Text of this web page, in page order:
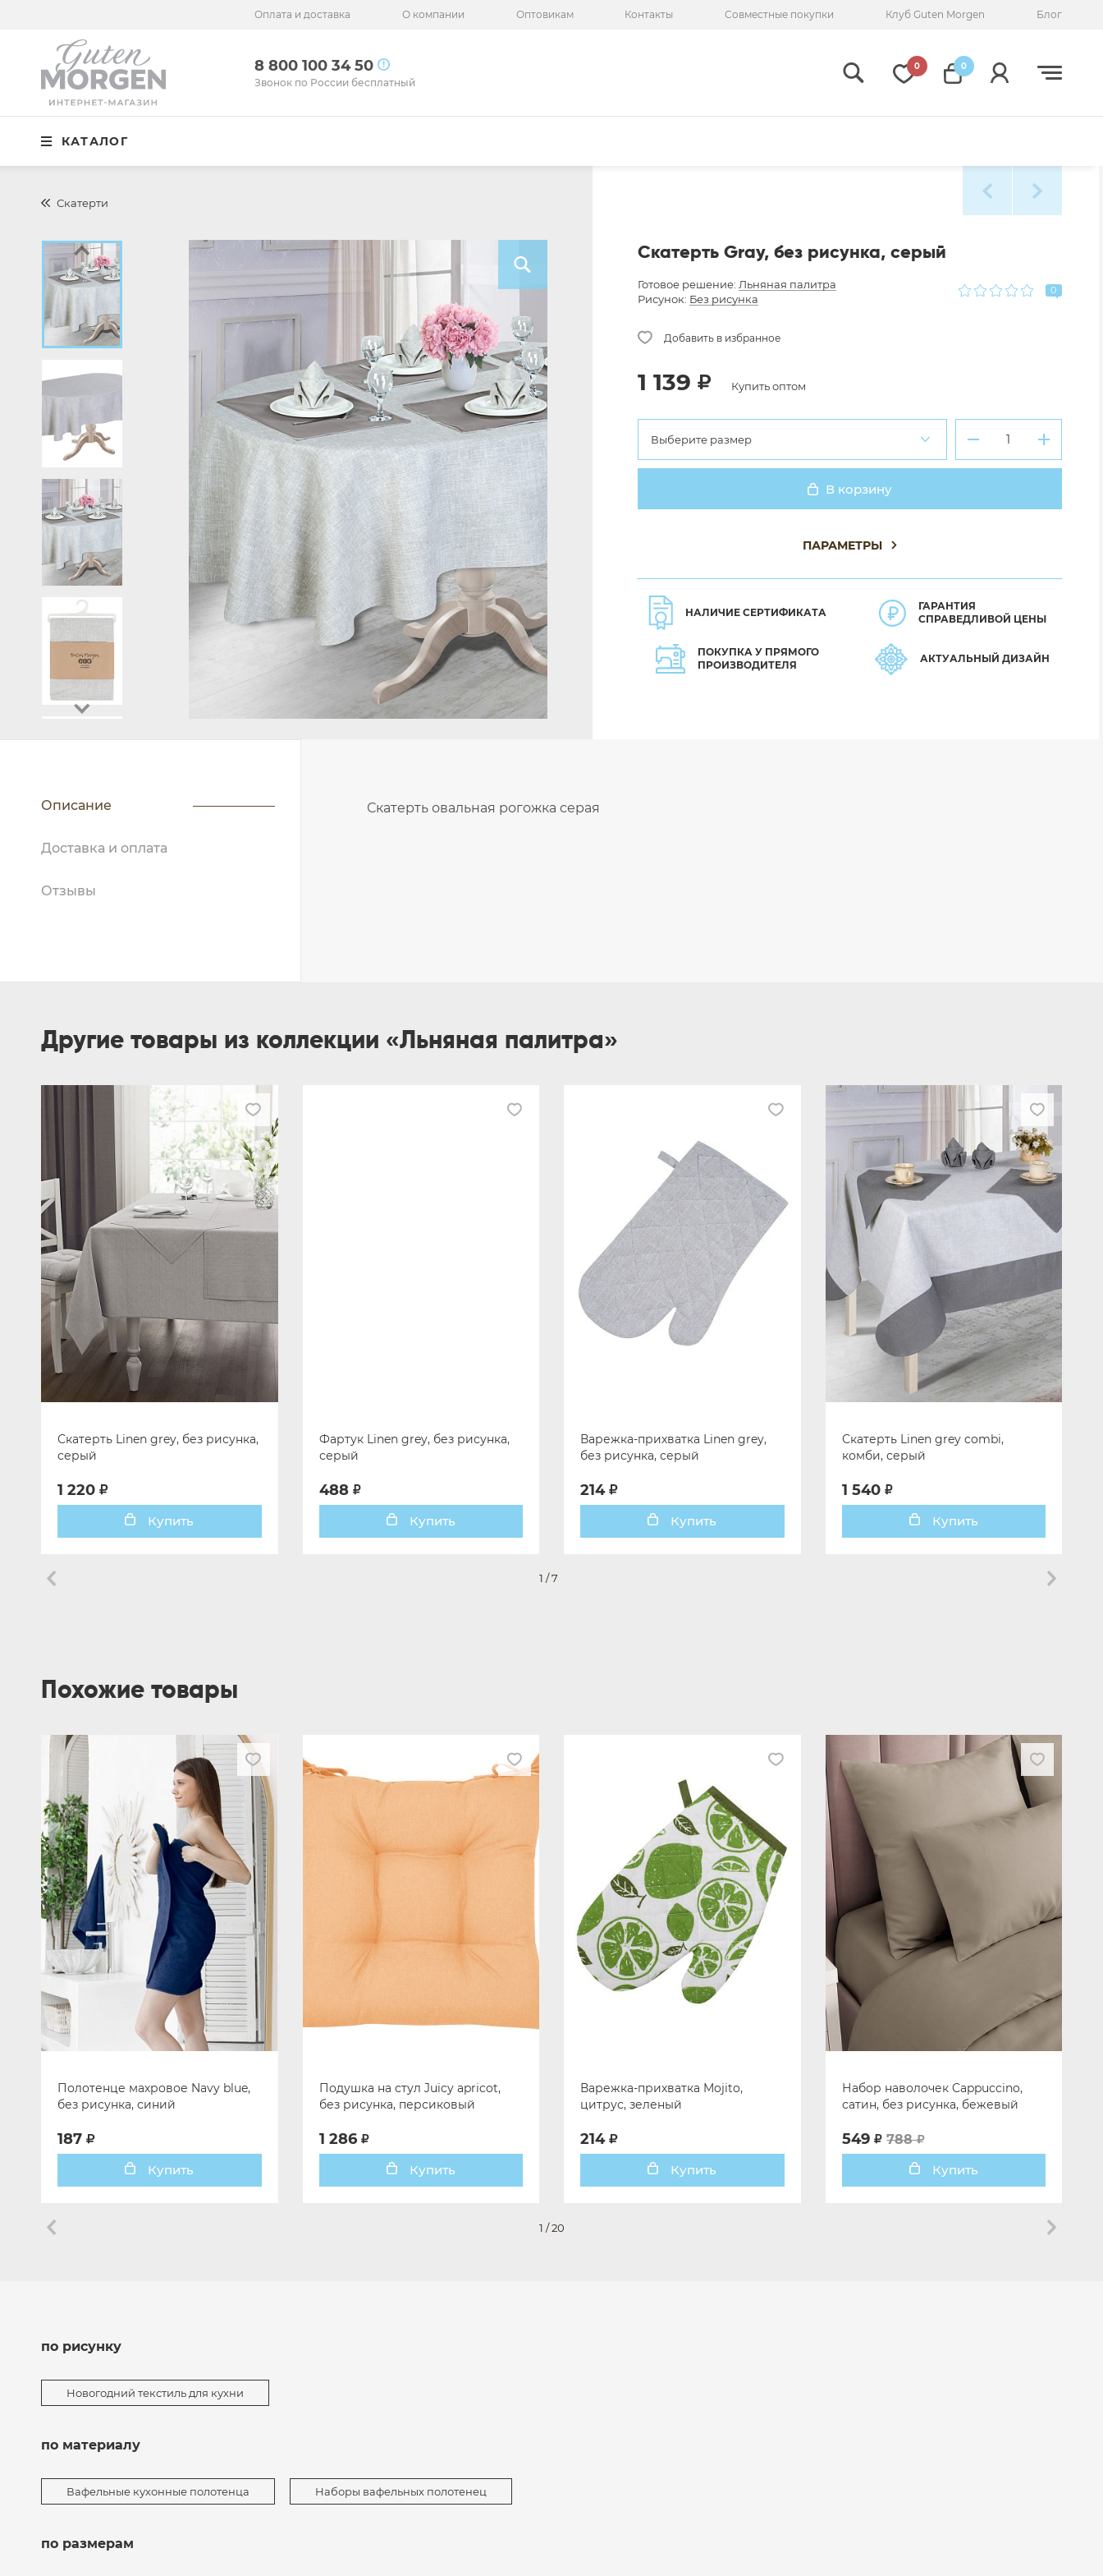
Оплата и доставка О компании Оптовикам Контакты Совместные покупки Клуб Guten Morgen Блог
8 800 100 34 50
Звонок по России бесплатный
0 0
КАТАЛОГ
8 800 100 34 50
Звонок по России бесплатный
Спальня
Кухня
Ванная
Готовые решения
Распродажа
Скатерти
Скатерть Gray, без рисунка, серый
Готовое решение: Льняная палитра
Рисунок: Без рисунка
0
1 139 Купить оптом
Выберите размер
В корзину
ПАРАМЕТРЫ
НАЛИЧИЕ СЕРТИФИКАТА
ГАРАНТИЯ
СПРАВЕДЛИВОЙ ЦЕНЫ
ПОКУПКА У ПРЯМОГО
ПРОИЗВОДИТЕЛЯ
АКТУАЛЬНЫЙ ДИЗАЙН
Описание
Доставка и оплата
Отзывы
Скатерть овальная рогожка серая
Другие товары из коллекции «Льняная палитра»
Скатерть Linen grey, без рисунка,
серый
1 220
Купить
Фартук Linen grey, без рисунка,
серый
488
Купить
Варежка-прихватка Linen grey,
без рисунка, серый
214
Купить
Скатерть Linen grey combi,
комби, серый
1 540
Купить
1 /7
Похожие товары
Полотенце махровое Navy blue,
без рисунка, синий
187
Купить
Подушка на стул Juicy apricot,
без рисунка, персиковый
1 286
Купить
Варежка-прихватка Mojito,
цитрус, зеленый
214
Купить
Набор наволочек Cappuccino,
сатин, без рисунка, бежевый
549
788
Купить
1 /20
по рисунку
Новогодний текстиль для кухни
по материалу
Вафельные кухонные полотенца Наборы вафельных полотенец
по размерам